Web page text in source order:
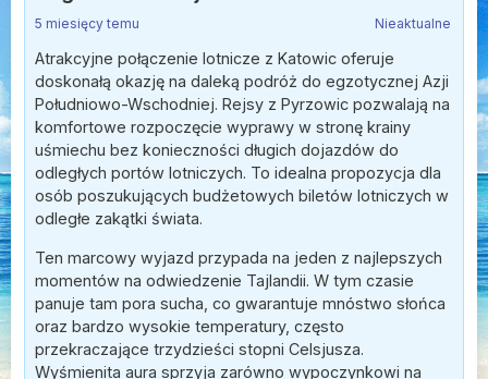
5 miesięcy temu Nieaktualne
Atrakcyjne połączenie lotnicze z Katowic oferuje
doskonałą okazję na daleką podróż do egzotycznej Azji
Południowo-Wschodniej. Rejsy z Pyrzowic pozwalają na
komfortowe rozpoczęcie wyprawy w stronę krainy
uśmiechu bez konieczności długich dojazdów do
odległych portów lotniczych. To idealna propozycja dla
osób poszukujących budżetowych biletów lotniczych w
odległe zakątki świata.
Ten marcowy wyjazd przypada na jeden z najlepszych
momentów na odwiedzenie Tajlandii. W tym czasie
panuje tam pora sucha, co gwarantuje mnóstwo słońca
oraz bardzo wysokie temperatury, często
przekraczające trzydzieści stopni Celsjusza.
Wyśmienita aura sprzyja zarówno wypoczynkowi na